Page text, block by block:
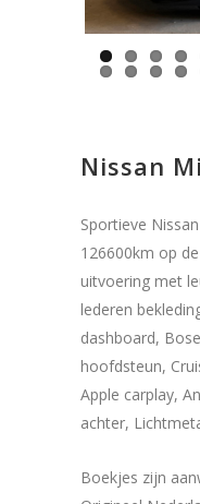
Nissan
Sportieve
126600km op
uitvoering met
lederen
dashboard,
hoofdsteun,
Apple carplay,
achter,
Boekjes zijn